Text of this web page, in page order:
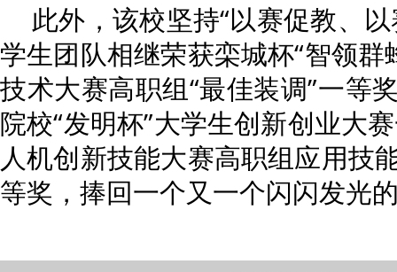
此外，该校坚持“以赛促教、
学生团队相继荣获栾城杯“智领
技术大赛高职组“最佳装调”一等
院校“发明杯”大学生创新创业大
人机创新技能大赛高职组应用技
等奖，捧回一个又一个闪闪发光